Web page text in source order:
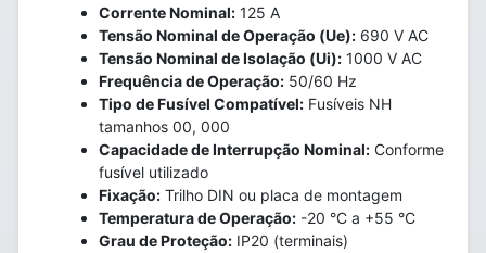
Corrente Nominal: 125 A
Tensão Nominal de Operação (Ue): 690 V AC
Tensão Nominal de Isolação (Ui): 1000 V AC
Frequência de Operação: 50/60 Hz
Tipo de Fusível Compatível: Fusíveis NH
tamanhos 00, 000
Capacidade de Interrupção Nominal: Conforme
fusível utilizado
Fixação: Trilho DIN ou placa de montagem
Temperatura de Operação: -20 °C a +55 °C
Grau de Proteção: IP20 (terminais)